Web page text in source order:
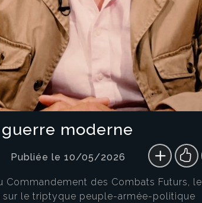
moderne
Publiée le 10/05/2026
Commandement des Combats Futurs, le
le triptyque peuple-armée-politique